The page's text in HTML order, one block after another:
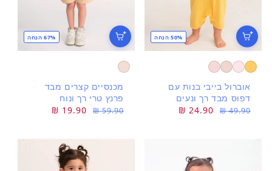
50% הנחה
אוברול בייבי בנות עם
דפוס מבד רך ונעים
מחיר
49.90 ₪
מחיר
24.90 ₪
67% הנחה
מכנסיים קצרים מבד
פרנץ טרי רך ונוח
מחיר
59.90 ₪
מחיר
19.90 ₪